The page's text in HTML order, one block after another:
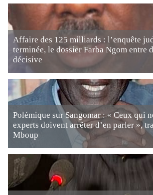
Affaire des 125 milliards : l’enquête
terminée, le dossier Farba Ngom entre
décisive
Polémique sur Sangomar : « Ceux qui
experts doivent arrêter d’en parler »,
Mboup